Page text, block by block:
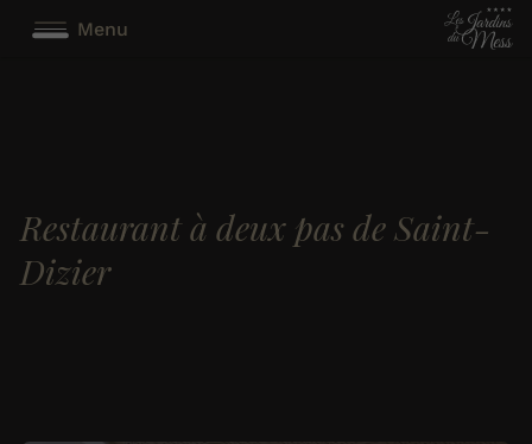
Menu
Restaurant à deux pas de Saint-
Dizier